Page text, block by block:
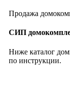
Продажа
СИП
Ниже каталог
по инструкции.